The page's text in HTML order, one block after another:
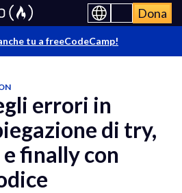
Dona
tu a freeCodeCamp!
errori in
di try,
finally con